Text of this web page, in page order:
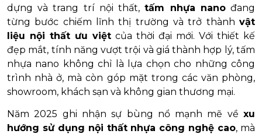
dựng và trang trí nội thất,tấm nhựa nanođang
từng bước chiếm lĩnh thị trường và trở thành vật
liệu nội thất ưu việt của thời đại mới. Với thiết kế
đẹp mắt, tính năng vượt trội và giá thành hợp lý, tấm
nhựa nano không chỉ là lựa chọn cho những công
trình nhà ở, mà còn góp mặt trong các văn phòng,
showroom, khách sạn và không gian thương mại.
Năm 2025 ghi nhận sự bùng nổ mạnh mẽ về xu
hướng sử dụng nội thất nhựa công nghệ cao, mà